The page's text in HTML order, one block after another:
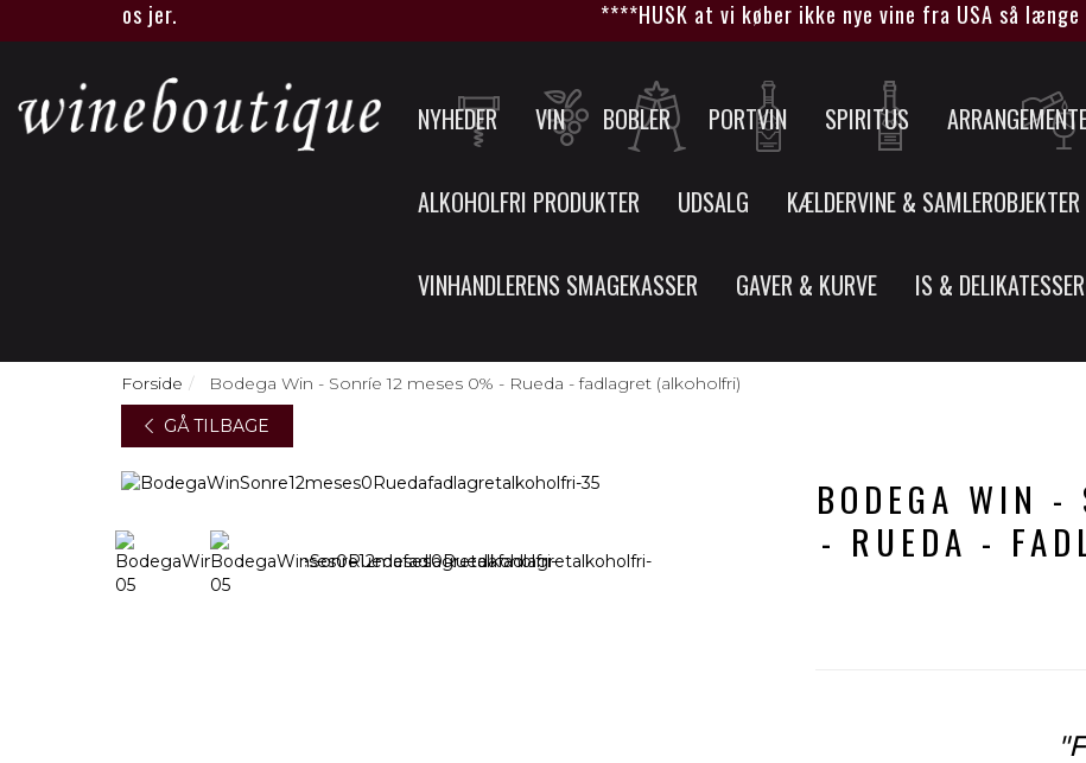
eller hos jer. ****HUSK at vi køber ikke nye vine fra USA så længe
NYHEDER VIN BOBLER PORTVIN SPIRITUS
ALKOHOLFRI PRODUKTER UDSALG KÆLDERVINE & SAMLEROBJEKTER
VINHANDLERENS SMAGEKASSER GAVER & KURVE IS & DELIKATESSER
Forside
Bodega Win - Sonríe 12 meses 0% - Rueda - fadlagret (alkoholfri)
GÅ TILBAGE
BODEGA WIN
- RUEDA -